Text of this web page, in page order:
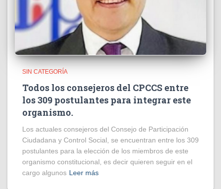
SIN CATEGORÍA
Todos los consejeros del CPCCS entre
los 309 postulantes para integrar este
organismo.
Los actuales consejeros del Consejo de Participación
Ciudadana y Control Social, se encuentran entre los 309
postulantes para la elección de los miembros de este
organismo constitucional, es decir quieren seguir en el
cargo algunos Leer más